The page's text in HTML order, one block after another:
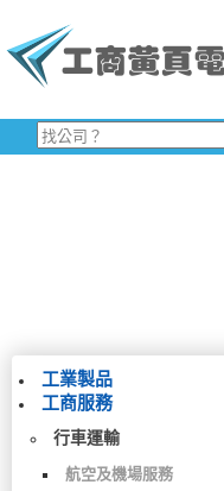
工業製品
工商服務
行車運輸
航空及機場服務